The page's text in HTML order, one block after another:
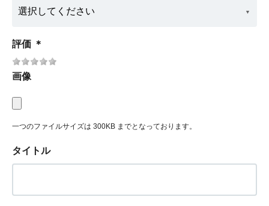
評価 ＊
画像
一つのファイルサイズは 300KB までとなっております。
タイトル